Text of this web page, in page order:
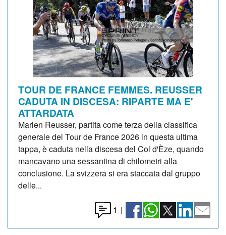
TOUR DE FRANCE FEMMES. REUSSER
CADUTA IN DISCESA: RIPARTE MA E'
ATTARDATA
Marlen Reusser, partita come terza della classifica
generale del Tour de France 2026 in questa ultima
tappa, è caduta nella discesa del Col d'Èze, quando
mancavano una sessantina di chilometri alla
conclusione. La svizzera si era staccata dal gruppo
delle...
1 |